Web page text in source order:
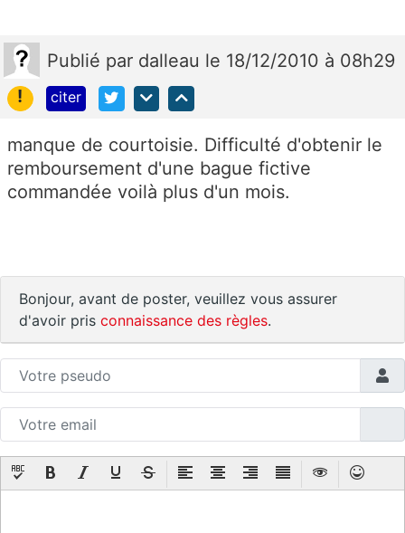
Publié par dalleau le 18/12/2010 à 08h29
!
citer
manque de courtoisie. Difficulté d'obtenir le
remboursement d'une bague fictive
commandée voilà plus d'un mois.
Bonjour, avant de poster, veuillez vous assurer
d'avoir pris connaissance des règles.